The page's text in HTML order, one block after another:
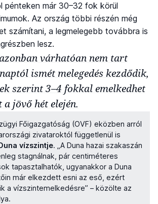
pénteken már 30–32 fok körül
Az ország többi részén még
számítani, a legmelegebb továbbra is
lesz.
várhatóan nem tart
ismét melegedés kezdődik,
szerint 3–4 fokkal emelkedhet
jövő hét elején.
Főigazgatóság (OVF) eközben arról
zivataroktól függetlenül is
vízszintje. „A Duna hazai szakaszán
stagnálnak, pár centiméteres
tapasztalhatók, ugyanakkor a Duna
már elkezdett esni az eső, ezért
a vízszintemelkedésre” – közölte az